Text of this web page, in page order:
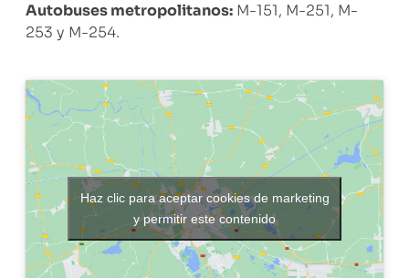
Autobuses metropolitanos: M-151, M-251, M-
253 y M-254.
Haz clic para aceptar cookies de marketing
y permitir este contenido